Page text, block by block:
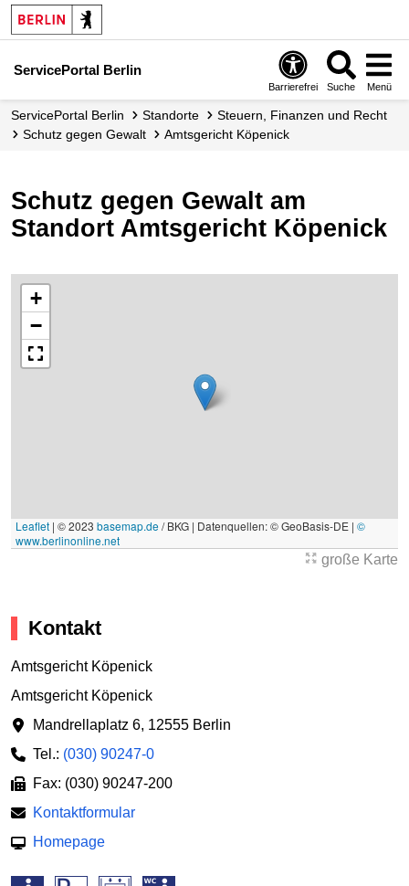
ServicePortal Berlin
Barrierefrei Suche Menü
ServicePortal Berlin Standorte
Steuern, Finanzen und Recht
Schutz gegen Gewalt
Amtsgericht Köpenick
Schutz gegen Gewalt am
Standort Amtsgericht Köpenick
+
−
Leaflet | © 2023 basemap.de/ BKG | Datenquellen: © GeoBasis-DE | ©
www.berlinonline.net
große Karte
Kontakt
Amtsgericht Köpenick
Amtsgericht Köpenick
Mandrellaplatz 6, 12555 Berlin
Tel.: (030) 90247-0
Fax: (030) 90247-200
Kontaktformular
Homepage